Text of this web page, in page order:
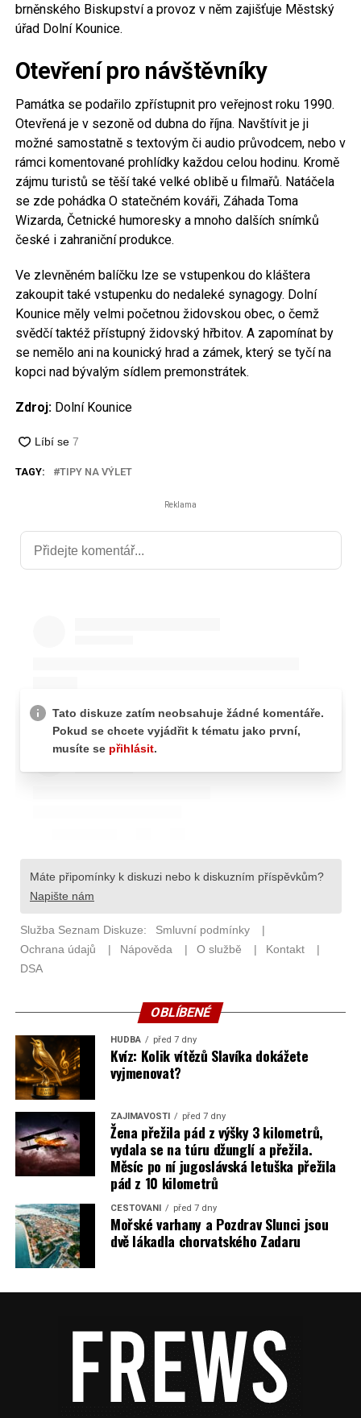
brněnského Biskupství a provoz v něm zajišťuje Městský
úřad Dolní Kounice.
Otevření pro návštěvníky
Památka se podařilo zpřístupnit pro veřejnost roku 1990.
Otevřená je v sezoně od dubna do října. Navštívit je ji
možné samostatně s textovým či audio průvodcem, nebo v
rámci komentované prohlídky každou celou hodinu. Kromě
zájmu turistů se těší také velké oblibě u filmařů. Natáčela
se zde pohádka O statečném kováři, Záhada Toma
Wizarda, Četnické humoresky a mnoho dalších snímků
české i zahraniční produkce.
Ve zlevněném balíčku lze se vstupenkou do kláštera
zakoupit také vstupenku do nedaleké synagogy. Dolní
Kounice měly velmi početnou židovskou obec, o čemž
svědčí taktéž přístupný židovský hřbitov. A zapomínat by
se nemělo ani na kounický hrad a zámek, který se tyčí na
kopci nad bývalým sídlem premonstrátek.
Zdroj:Dolní Kounice
TAGY: TIPY NA VÝLET
Reklama
OBLÍBENÉ
HUDBA před 7 dny
Kvíz: Kolik vítězů Slavíka dokážete
vyjmenovat?
ZAJÍMAVOSTI před 7 dny
Žena přežila pád z výšky 3 kilometrů,
vydala se na túru džunglí a přežila.
Měsíc po ní jugoslávská letuška přežila
pád z 10 kilometrů
CESTOVÁNÍ před 7 dny
Mořské varhany a Pozdrav Slunci jsou
dvě lákadla chorvatského Zadaru